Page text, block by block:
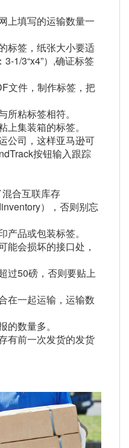
上填写的运输数量一
标签，纸张大小要适
1/3“x4”）,确证标签
文件，制作标签，把
粘标签相符。
集装箱的标签。
公司，这样亚马逊可
按钮输入跟踪
合互联库存
），否则别忘
品或包装标签。
能会损坏的接口处，
过50磅，否则要贴上
在一起运输，运输数
数量多。
有前一次发货的发货